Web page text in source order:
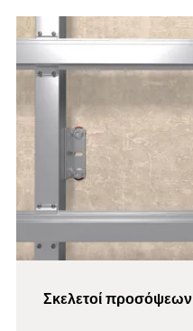
Σκελετοί προσόψεων